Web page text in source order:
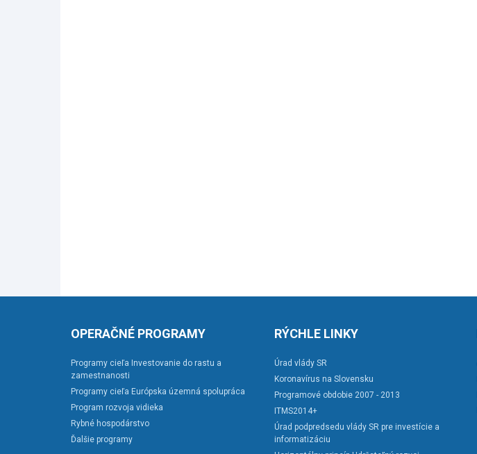
OPERAČNÉ PROGRAMY
Programy cieľa Investovanie do rastu a
zamestnanosti
Programy cieľa Európska územná spolupráca
Program rozvoja vidieka
Rybné hospodárstvo
Ďalšie programy
RÝCHLE LINKY
Úrad vlády SR
Koronavírus na Slovensku
Programové obdobie 2007 - 2013
ITMS2014+
Úrad podpredsedu vlády SR pre investície a
informatizáciu